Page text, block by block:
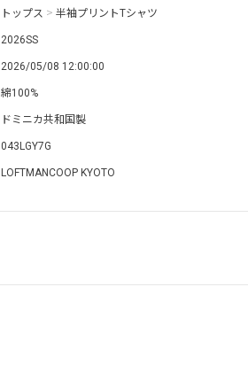
トップス > 半袖プリントTシャツ
2026SS
2026/05/08 12:00:00
綿100%
ドミニカ共和国製
043LGY7G
LOFTMANCOOP KYOTO